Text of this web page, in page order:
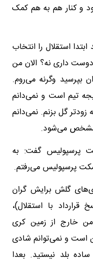
و کنار هم به هم کمک
استقلال را انتخاب
داری نه؟ الان من
بپرسید وگرنه می‌روم.
تیم است و نمی‌دانم
گل بزنم. نمی‌دانم
مشخص می‌شود.
پرسپولیس گفت: به
پرسپولیس می‌رفتم‌.
گلش برایش گران
ماهه و فسخ قرارداد با استقلال)،
خارج از زمین کری
است و نمی‌توانم شادی
بلد نیستید. بعدا